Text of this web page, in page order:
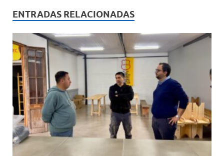
s
A
p
p
b
o
o
p
ar
ti
r
ENTRADAS RELACIONADAS